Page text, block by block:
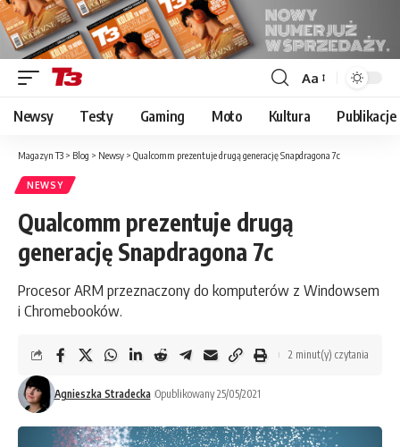
Font
Resizer
Aa
Newsy Testy Gaming Moto Kultura Publikacje
Magazyn T3 > Blog > Newsy > Qualcomm prezentuje drugą generację Snapdragona 7c
NEWSY
Qualcomm prezentuje drugą
generację Snapdragona 7c
Procesor ARM przeznaczony do komputerów z Windowsem
i Chromebooków.
Agnieszka Stradecka Opublikowany 25/05/2021
2 minut(y) czytania